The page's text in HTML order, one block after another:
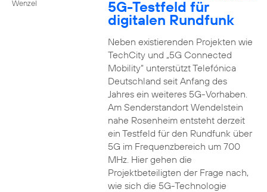
Wenzel
5G-Testfeld für
digitalen Rundfunk
Neben existierenden Projekten wie
TechCity und „5G Connected
Mobility“ unterstützt Telefónica
Deutschland seit Anfang des
Jahres ein weiteres 5G-Vorhaben.
Am Senderstandort Wendelstein
nahe Rosenheim entsteht derzeit
ein Testfeld für den Rundfunk über
5G im Frequenzbereich um 700
MHz. Hier gehen die
Projektbeteiligten der Frage nach,
wie sich die 5G-Technologie